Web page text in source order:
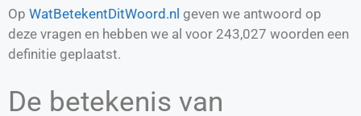
Op WatBetekentDitWoord.nl geven we antwoord op
deze vragen en hebben we al voor 243,027 woorden een
definitie geplaatst.
De betekenis van